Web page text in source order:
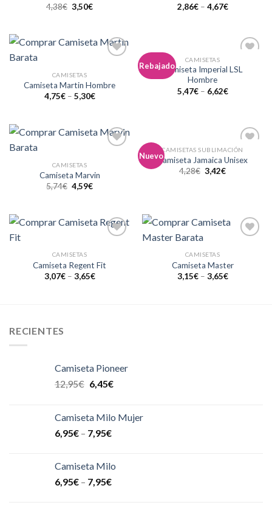
4,38€ 3,50€
2,86€– 4,67€
lista de
deseos
CAMISETAS
Camiseta Martin Hombre
4,75€– 5,30€
Rebajado
Añadir
a la
CAMISETAS
Camiseta Imperial LSL
Hombre
5,47€– 6,62€
CAMISETAS
Camiseta Marvin
5,74€ 4,59€
Nuevo
Añadir
a la
CAMISETAS SUBLIMACIÓN
Camiseta Jamaica Unisex
4,28€ 3,42€
lista de
deseos
CAMISETAS
Camiseta Regent Fit
3,07€– 3,65€
CAMISETAS
Camiseta Master
3,15€– 3,65€
RECIENTES
Camiseta Pioneer
12,95€ 6,45€
Camiseta Milo Mujer
6,95€ – 7,95€
Camiseta Milo
6,95€ – 7,95€